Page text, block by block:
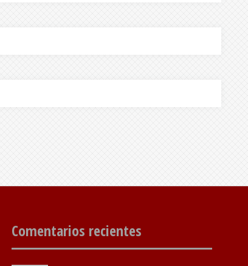
Comentarios recientes